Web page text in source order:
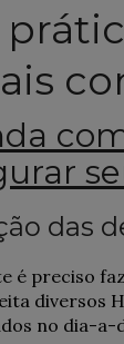
das
é preciso
diversos
no dia-a-